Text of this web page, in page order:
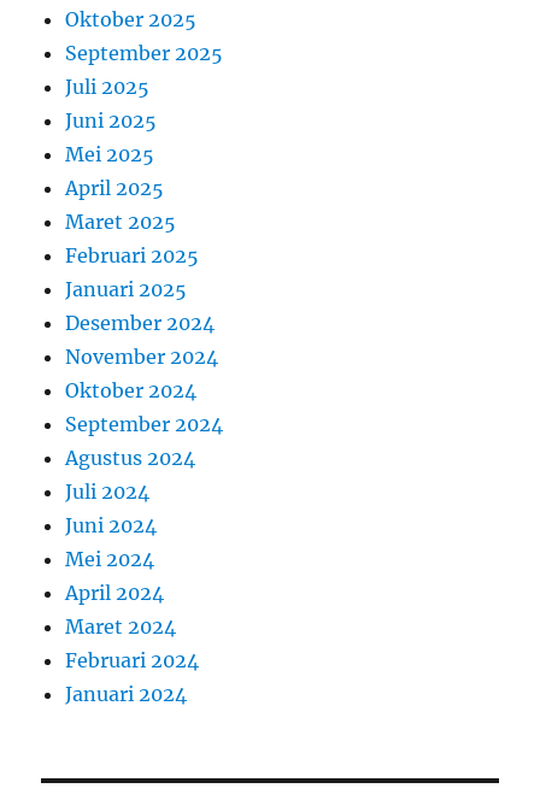
Oktober 2025
September 2025
Juli 2025
Juni 2025
Mei 2025
April 2025
Maret 2025
Februari 2025
Januari 2025
Desember 2024
November 2024
Oktober 2024
September 2024
Agustus 2024
Juli 2024
Juni 2024
Mei 2024
April 2024
Maret 2024
Februari 2024
Januari 2024